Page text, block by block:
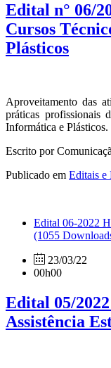
Edital n° 06/
Cursos
Plásticos
Aproveitamento das
práticas profissionais
Informática e Plásticos.
Escrito por
Publicado em Editais e
Edital 06-2022
(1055
23/03/22
00h00
Edital 05/
Assistência